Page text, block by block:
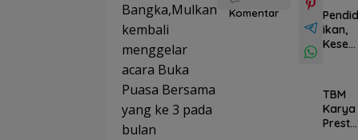
Bangka,Mulkan
kembali
menggelar
acara Buka
Puasa Bersama
yang ke 3 pada
bulan
Komentar
Pendid
ikan,
Keseh
UMKM,
Progr
am PT
TIMAH
TBM
Karya
Presta